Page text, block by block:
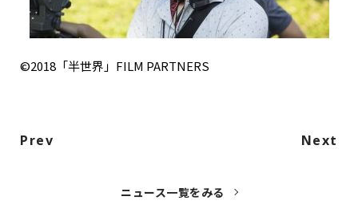
©2018「半世界」FILM PARTNERS
Prev Next
ニュース一覧をみる